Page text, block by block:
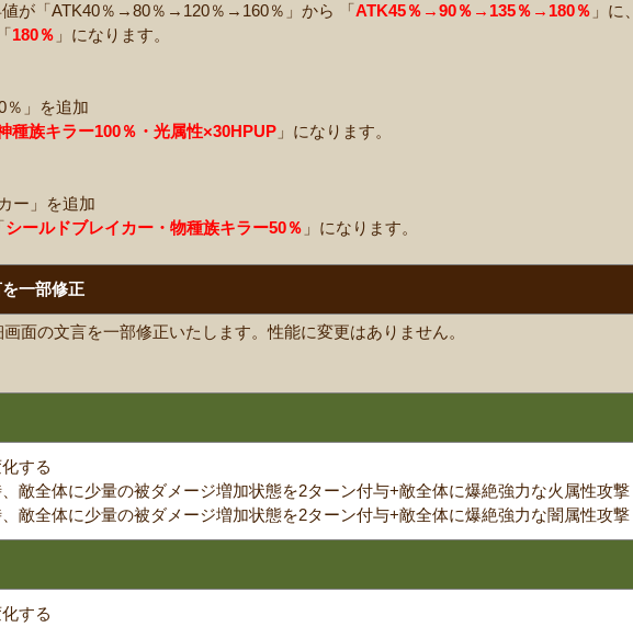
値が「ATK40％→80％→120％→160％」から 「ATK45％→90％→135％→180％ 」に、
180％ 」になります。
％」を追加
種族キラー100％・光属性×30HPUP 」になります。
ー」を追加
シールドブレイカー・物種族キラー50％ 」になります。
一部修正
面の文言を一部修正いたします。性能に変更はありません。
する
敵全体に少量の被ダメージ増加状態を2ターン付与+敵全体に爆絶強力な火属性攻撃
敵全体に少量の被ダメージ増加状態を2ターン付与+敵全体に爆絶強力な闇属性攻撃
する